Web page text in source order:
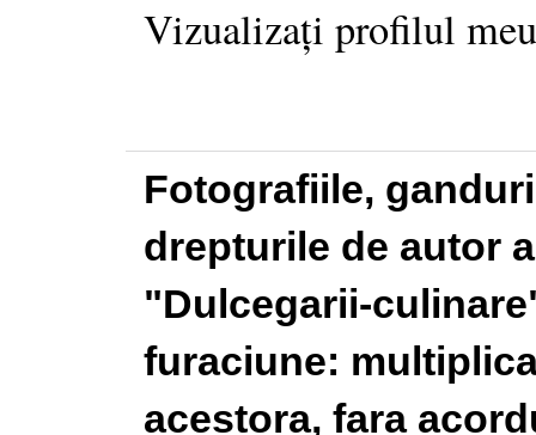
Vizualizați profilul
Fotografiile,
drepturile de autor
"Dulcegarii-
furaciune:
acestora, fara